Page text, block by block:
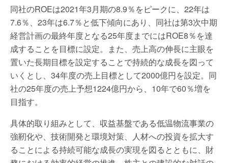
同社のROEは2021年3月期の8.9％をピークに、22年は
7.6％、23年は6.7％と低下傾向にあり、同社は第3次中期
経営計画の最終年度となる25年度までにはROE8％を達
成することを目標に設定。また、売上高の伸長に主眼を
置いた長期目標を設定することで持続的な成長を図って
いくとし、34年度の売上目標として2000億円を設定。同
社の25年度の売上予想1224億円から、10年で60％増を
目指す。
具体的取り組みとして、収益基盤である低温物流事業の
強靭化や、技術開発と環境対策、人材への投資を拡大す
ることによる持続可能な成長の実現を図るとともに、財